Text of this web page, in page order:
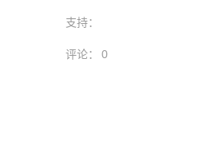
支持：
评论： 0